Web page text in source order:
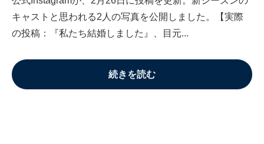
キャストと思われる2人の写真を公開しました。【実際
の投稿：『私たち結婚しました』、目元...
続きを読む